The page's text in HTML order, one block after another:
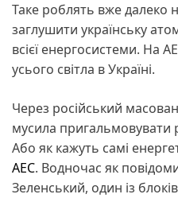
Таке роблять вже далеко
заглушити українську
всієї енергосистеми. На
усього світла в Україні.
Через російський
мусила пригальмовувати
Або як кажуть самі
АЕС. Водночас як
Зеленський, один із